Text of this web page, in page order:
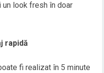
look fresh în doar
rapidă
fi realizat în 5 minute